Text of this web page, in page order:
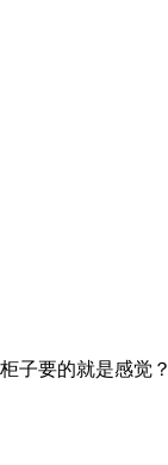
柜子要的就是感觉？